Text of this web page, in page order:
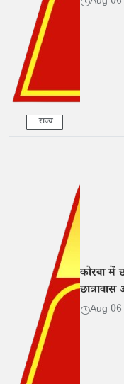
राज्य
कोरबा में
Aug